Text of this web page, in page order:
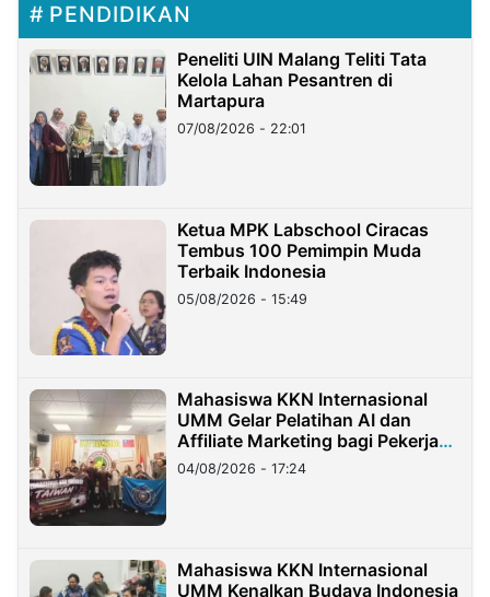
PENDIDIKAN
Peneliti UIN Malang Teliti Tata
Kelola Lahan Pesantren di
Martapura
07/08/2026 - 22:01
Ketua MPK Labschool Ciracas
Tembus 100 Pemimpin Muda
Terbaik Indonesia
05/08/2026 - 15:49
Mahasiswa KKN Internasional
UMM Gelar Pelatihan AI dan
Affiliate Marketing bagi Pekerja
Migran Indonesia di Taiwan
04/08/2026 - 17:24
Mahasiswa KKN Internasional
UMM Kenalkan Budaya Indonesia